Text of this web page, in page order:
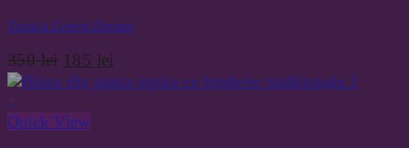
Tunica Green Dream
350lei Prețul
inițial
fost:
185 lei
curent
Quick View